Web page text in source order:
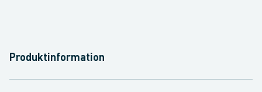
Produktinformation